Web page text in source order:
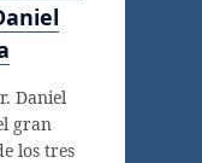
Daniel
gran
los tres